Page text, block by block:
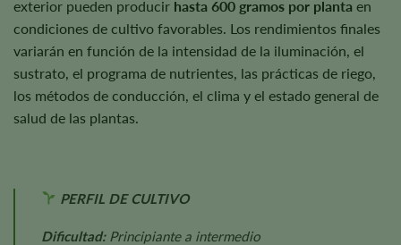
exterior pueden producir hasta 600 gramos por planta en
condiciones de cultivo favorables. Los rendimientos finales
variarán en función de la intensidad de la iluminación, el
sustrato, el programa de nutrientes, las prácticas de riego,
los métodos de conducción, el clima y el estado general de
salud de las plantas.
PERFIL DE CULTIVO
Dificultad:Principiante a intermedio